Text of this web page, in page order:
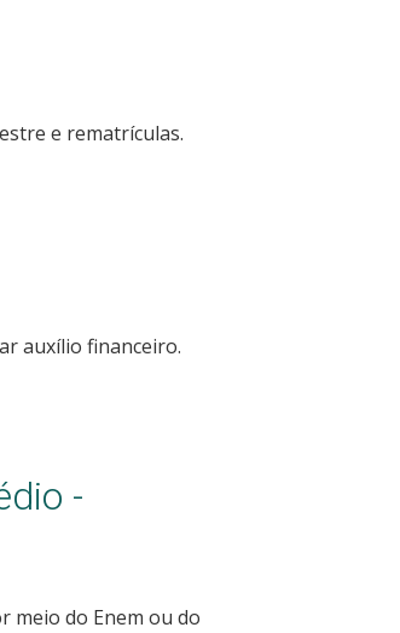
e rematrículas.
auxílio financeiro.
-
meio do Enem ou do